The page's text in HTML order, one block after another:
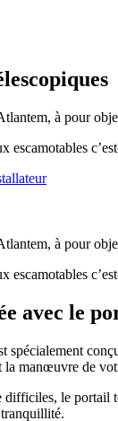
à pour
escamotables
à pour
escamotables
avec le
spécialement
la manœuvre de
le portail